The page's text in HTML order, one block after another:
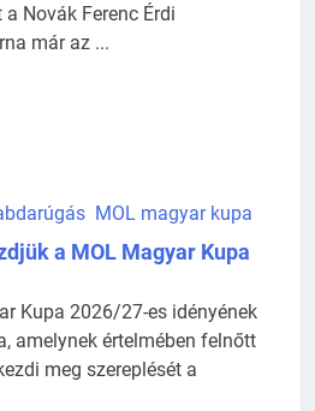
Novák Ferenc Érdi
már az ...
MOL magyar kupa
a MOL Magyar Kupa
Kupa 2026/27-es idényének
amelynek értelmében felnőtt
meg szereplését a